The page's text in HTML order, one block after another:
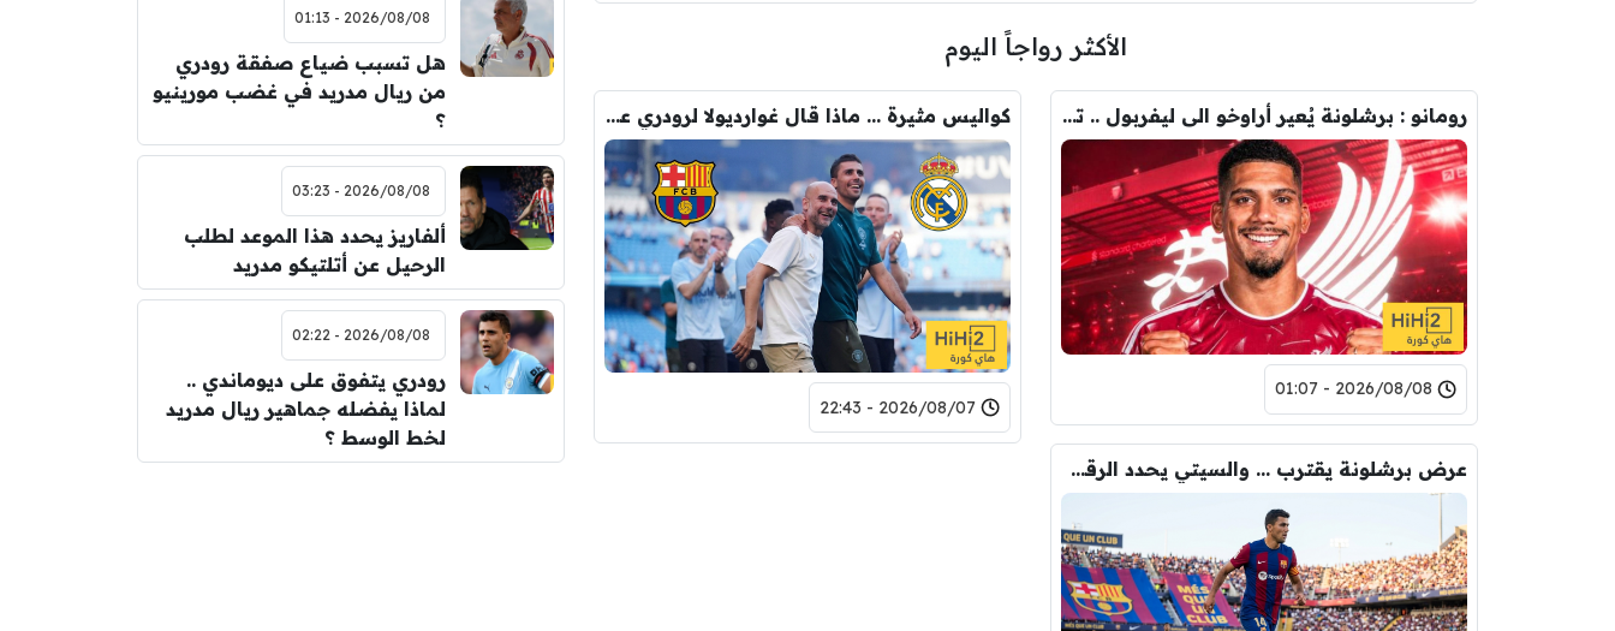
الأكثر رواجاً اليوم
رومانو : برشلونة يُعير أراوخو الى ليفربول .. تفاصيل الصفقة
2026/08/08 - 01:07
كواليس مثيرة … ماذا قال غوارديولا لرودري عند استشارته عن ريال مدريد وبرشلونة
2026/08/07 - 22:43
عرض برشلونة يقترب … والسيتي يحدد الرقم النهائي لبيع رودري
2026/08/08 - 01:13
هل تسبب ضياع صفقة رودري
من ريال مدريد في غضب مورينيو
؟
2026/08/08 - 03:23
ألفاريز يحدد هذا الموعد لطلب
الرحيل عن أتلتيكو مدريد
2026/08/08 - 02:22
رودري يتفوق على ديوماندي ..
لماذا يفضله جماهير ريال مدريد
لخط الوسط ؟